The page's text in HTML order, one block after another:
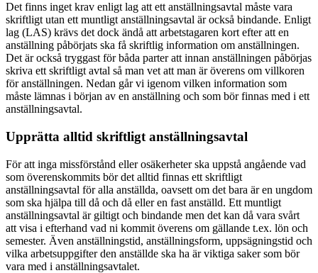
Det finns inget krav enligt lag att ett anställningsavtal måste vara
skriftligt utan ett muntligt anställningsavtal är också bindande. Enligt
lag (LAS) krävs det dock ändå att arbetstagaren kort efter att en
anställning påbörjats ska få skriftlig information om anställningen.
Det är också tryggast för båda parter att innan anställningen påbörjas
skriva ett skriftligt avtal så man vet att man är överens om villkoren
för anställningen. Nedan går vi igenom vilken information som
måste lämnas i början av en anställning och som bör finnas med i ett
anställningsavtal.
Upprätta alltid skriftligt anställningsavtal
För att inga missförstånd eller osäkerheter ska uppstå angående vad
som överenskommits bör det alltid finnas ett skriftligt
anställningsavtal för alla anställda, oavsett om det bara är en ungdom
som ska hjälpa till då och då eller en fast anställd. Ett muntligt
anställningsavtal är giltigt och bindande men det kan då vara svårt
att visa i efterhand vad ni kommit överens om gällande t.ex. lön och
semester. Även anställningstid, anställningsform, uppsägningstid och
vilka arbetsuppgifter den anställde ska ha är viktiga saker som bör
vara med i anställningsavtalet.